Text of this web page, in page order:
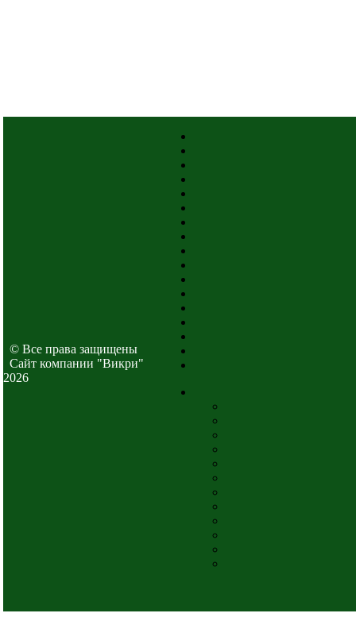
© Все права защищены
Cайт компании "Викри"
2026